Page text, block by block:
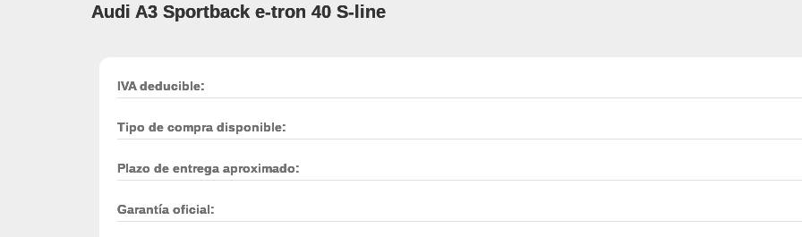
Audi A3 Sportback e-tron 40 S-line
IVA deducible:
Tipo de compra disponible:
Plazo de entrega aproximado:
Garantía oficial: